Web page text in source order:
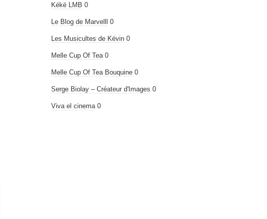
Kéké LMB 0
Le Blog de Marvelll 0
Les Musicultes de Kévin 0
Melle Cup Of Tea 0
Melle Cup Of Tea Bouquine 0
Serge Biolay – Créateur d'Images 0
Viva el cinema 0